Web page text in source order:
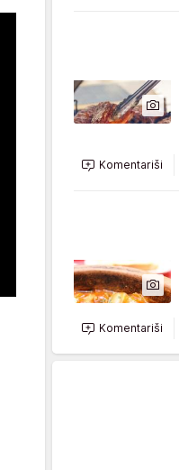
Komentariši
Komentariši